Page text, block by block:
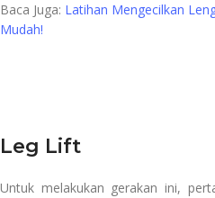
Baca Juga: Latihan Mengecilkan
Mudah!
Leg Lift
Untuk melakukan gerakan ini,